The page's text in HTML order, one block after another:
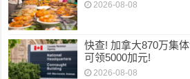
2026-08-08
快查! 加拿大870万集
可领5000加元!
2026-08-08